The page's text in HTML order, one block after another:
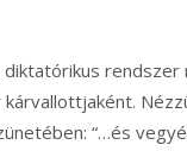
rendszer
“…és